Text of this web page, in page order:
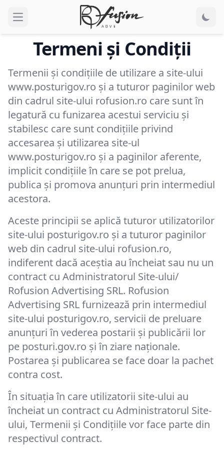
Open main menu
Termeni și Condiții
Termenii și condițiile de utilizare a site-ului
www.posturigov.ro și a tuturor paginilor web
din cadrul site-ului rofusion.ro care sunt în
legatură cu funizarea acestui serviciu și
stabilesc care sunt condițiile privind
accesarea și utilizarea site-ul
www.posturigov.ro și a paginilor aferente,
implicit condițiile în care se pot prelua,
publica și promova anunțuri prin intermediul
acestora.
Aceste principii se aplică tuturor utilizatorilor
site-ului posturigov.ro și a tuturor paginilor
web din cadrul site-ului rofusion.ro,
indiferent dacă aceştia au încheiat sau nu un
contract cu Administratorul Site-ului/
Rofusion Advertising SRL. Rofusion
Advertising SRL furnizează prin intermediul
site-ului posturigov.ro, servicii de preluare
anunțuri în vederea postarii și publicării lor
pe posturi.gov.ro și în ziare naționale.
Postarea și publicarea se face doar la pachet
contra cost.
În situația în care utilizatorii site-ului au
încheiat un contract cu Administratorul Site-
ului, Termenii și Condițiile vor face parte din
respectivul contract.